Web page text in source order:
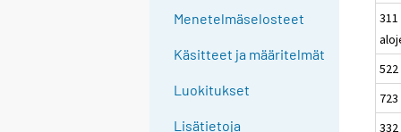
Menetelmäselosteet
Käsitteet ja määritelmät
Luokitukset
Lisätietoja